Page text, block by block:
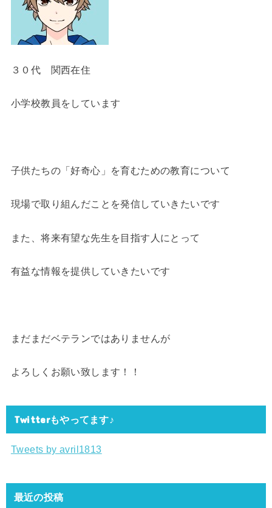
３０代 関西在住
小学校教員をしています
子供たちの「好奇心」を育むための教育について
現場で取り組んだことを発信していきたいです
また、将来有望な先生を目指す人にとって
有益な情報を提供していきたいです
まだまだベテランではありませんが
よろしくお願い致します！！
Twitterもやってます♪
Tweets by avril1813
最近の投稿